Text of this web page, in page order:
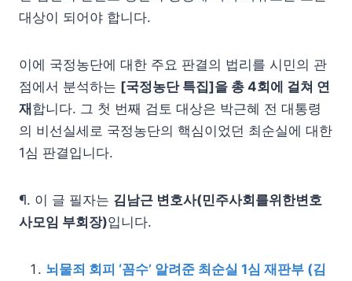
대상이 되어야 합니다.
이에 국정농단에 대한 주요 판결의 법리를 시민의 관
점에서 분석하는 [국정농단 특집]을 총 4회에 걸쳐 연
재 합니다. 그 첫 번째 검토 대상은 박근혜 전 대통령
의 비선실세로 국정농단의 핵심이었던 최순실에 대한
1심 판결입니다.
¶. 이 글 필자는 김남근 변호사(민주사회를위한변호
사모임 부회장)입니다.
뇌물죄 회피 ‘꼼수’ 알려준 최순실 1심 재판부 (김